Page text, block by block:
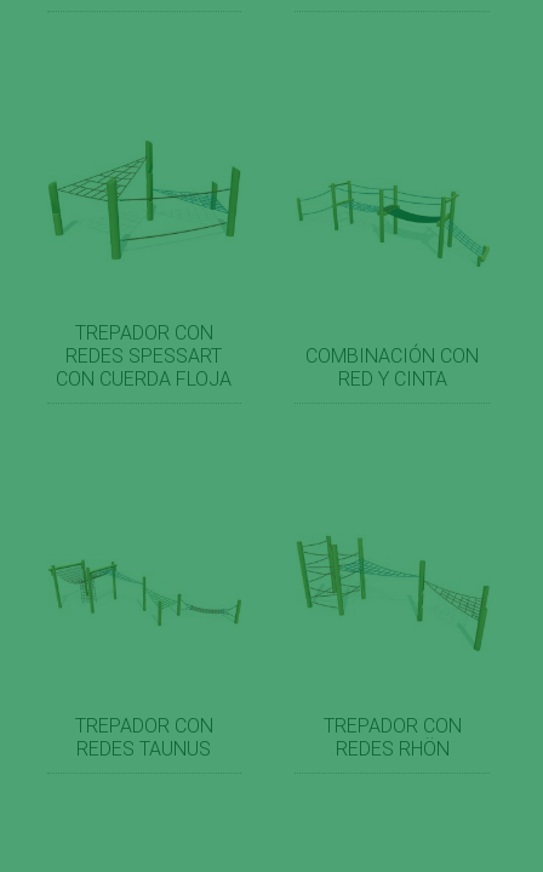
TREPADOR CON
REDES SPESSART
CON CUERDA FLOJA
COMBINACIÓN CON
RED Y CINTA
TREPADOR CON
REDES TAUNUS
TREPADOR CON
REDES RHÖN